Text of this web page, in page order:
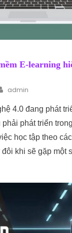
E-learning
Author
admin
4.0 đang phát
phát triển
học tập theo
khi sẽ gặp một